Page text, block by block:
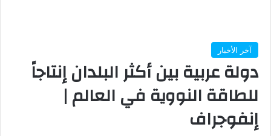
آخر الأخبار
دولة عربية بين أكثر البلدان إنتاجاً
للطاقة النووية في العالم |
إنفوجراف